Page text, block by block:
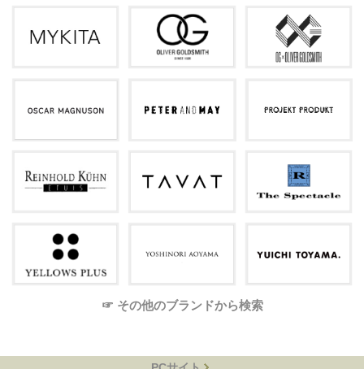
☞ その他のブランドから検索